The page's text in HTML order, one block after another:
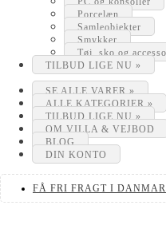
Porcelæn
Samleobjekter
Smykker
Tøj, sko og
TILBUD LIGE NU »
SE ALLE VARER »
ALLE KATEGORIER »
TILBUD LIGE NU »
OM VILLA & VEJBOD
BLOG
DIN KONTO
FÅ FRI FRAGT I